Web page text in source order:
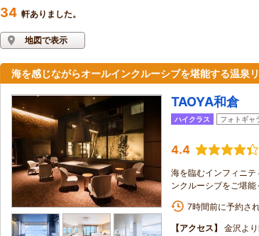
34 軒ありました。
地図で表示
海を感じながらオールインクルーシブを堪能する温泉
TAOYA和倉
ハイクラス フォトギャ
4.4
海を臨むインフィニ
ンクルーシブをご堪能
7時間前に予約さ
【アクセス】
金沢よ